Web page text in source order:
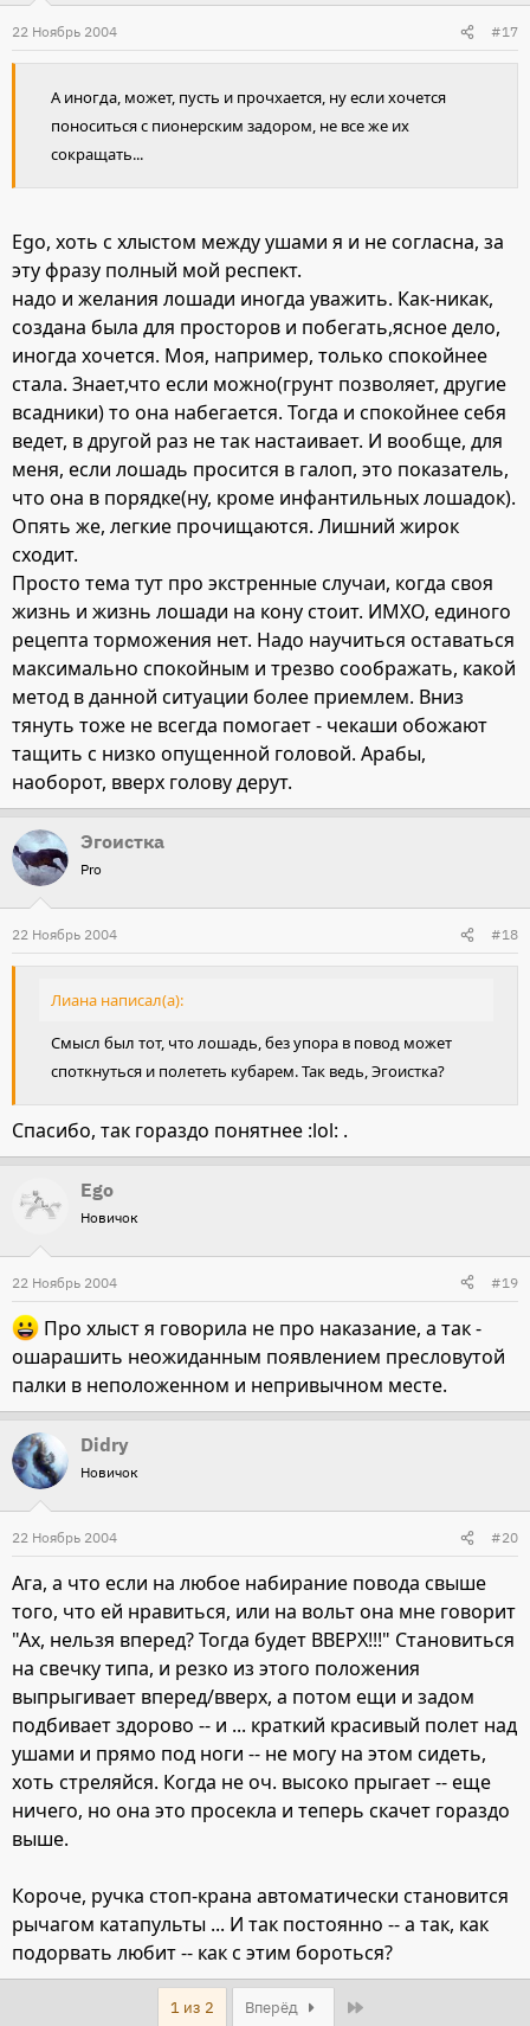
22 Ноябрь 2004 #17
А иногда, может, пусть и прочхается, ну если хочется
поноситься с пионерским задором, не все же их
сокращать...
Ego, хоть с хлыстом между ушами я и не согласна, за
эту фразу полный мой респект.
надо и желания лошади иногда уважить. Как-никак,
создана была для просторов и побегать,ясное дело,
иногда хочется. Моя, например, только спокойнее
стала. Знает,что если можно(грунт позволяет, другие
всадники) то она набегается. Тогда и спокойнее себя
ведет, в другой раз не так настаивает. И вообще, для
меня, если лошадь просится в галоп, это показатель,
что она в порядке(ну, кроме инфантильных лошадок).
Опять же, легкие прочищаются. Лишний жирок
сходит.
Просто тема тут про экстренные случаи, когда своя
жизнь и жизнь лошади на кону стоит. ИМХО, единого
рецепта торможения нет. Надо научиться оставаться
максимально спокойным и трезво соображать, какой
метод в данной ситуации более приемлем. Вниз
тянуть тоже не всегда помогает - чекаши обожают
тащить с низко опущенной головой. Арабы,
наоборот, вверх голову дерут.
Эгоистка
Pro
22 Ноябрь 2004 #18
Лиана написал(а):
Смысл был тот, что лошадь, без упора в повод может
споткнуться и полететь кубарем. Так ведь, Эгоистка?
Спасибо, так гораздо понятнее :lol: .
Ego
Новичок
22 Ноябрь 2004 #19
Про хлыст я говорила не про наказание, а так -
ошарашить неожиданным появлением пресловутой
палки в неположенном и непривычном месте.
Didry
Новичок
22 Ноябрь 2004 #20
Ага, а что если на любое набирание повода свыше
того, что ей нравиться, или на вольт она мне говорит
"Ах, нельзя вперед? Тогда будет ВВЕРХ!!!" Становиться
на свечку типа, и резко из этого положения
выпрыгивает вперед/вверх, а потом ещи и задом
подбивает здорово -- и ... краткий красивый полет над
ушами и прямо под ноги -- не могу на этом сидеть,
хоть стреляйся. Когда не оч. высоко прыгает -- еще
ничего, но она это просекла и теперь скачет гораздо
выше.
Короче, ручка стоп-крана автоматически становится
рычагом катапульты ... И так постоянно -- а так, как
подорвать любит -- как с этим бороться?
1 из 2 Вперёд